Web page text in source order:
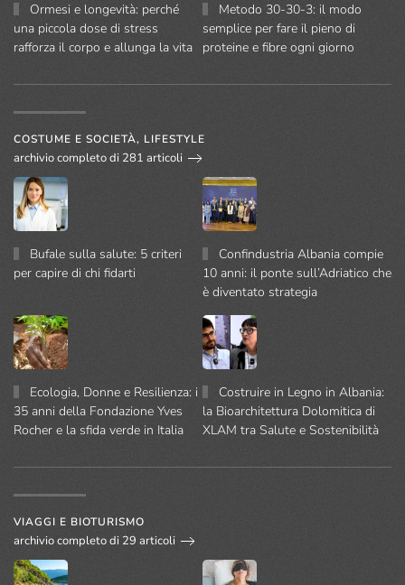
Ormesi e longevità: perché
una piccola dose di stress
rafforza il corpo e allunga la vita
Metodo 30-30-3: il modo
semplice per fare il pieno di
proteine e fibre ogni giorno
COSTUME E SOCIETÀ, LIFESTYLE
archivio completo di 281 articoli
Bufale sulla salute: 5 criteri
per capire di chi fidarti
Confindustria Albania compie
10 anni: il ponte sull’Adriatico che
è diventato strategia
Ecologia, Donne e Resilienza: i
35 anni della Fondazione Yves
Rocher e la sfida verde in Italia
Costruire in Legno in Albania:
la Bioarchitettura Dolomitica di
XLAM tra Salute e Sostenibilità
VIAGGI E BIOTURISMO
archivio completo di 29 articoli